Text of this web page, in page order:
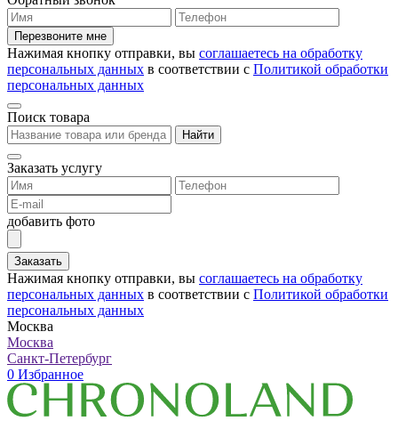
Перезвоните мне
Нажимая кнопку отправки, вы соглашаетесь на обработку
персональных данных в соответствии с Политикой обработки
персональных данных
Поиск товара
Найти
Заказать услугу
добавить фото
Заказать
Нажимая кнопку отправки, вы соглашаетесь на обработку
персональных данных в соответствии с Политикой обработки
персональных данных
Москва
Москва
Санкт-Петербург
0 Избранное